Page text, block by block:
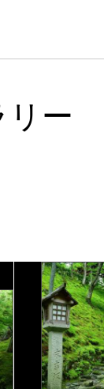
リー